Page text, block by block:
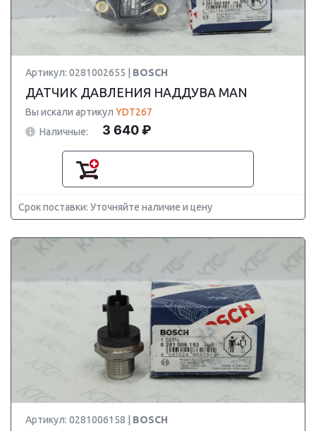
Артикул: 0281002655 | BOSCH
ДАТЧИК ДАВЛЕНИЯ НАДДУВА MAN
Вы искали артикул YDT267
Наличные:
3 640 ₽
Срок поставки: Уточняйте наличие и цену
Артикул: 0281006158 | BOSCH